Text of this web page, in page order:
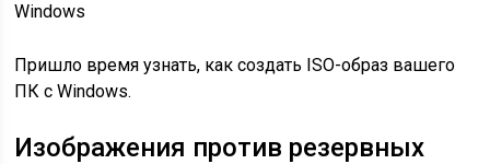
Windows
Пришло время узнать, как создать ISO-образ вашего
ПК с Windows.
Изображения против резервных